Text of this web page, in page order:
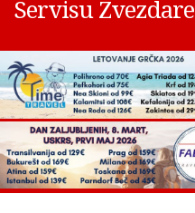
Servisu Zvezdare